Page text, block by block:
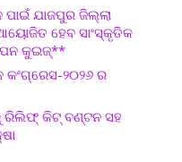
ପାଇଁ ଯାଜପୁର ଜିଲ୍ଲା
ହେବ ସାଂସ୍କୃତିକ
କୁଇଜ୍**
କଂଗ୍ରେସ-୨୦୨୬ ର
ରିଲିଫ୍ କିଟ୍ ବଣ୍ଟନ ସହ